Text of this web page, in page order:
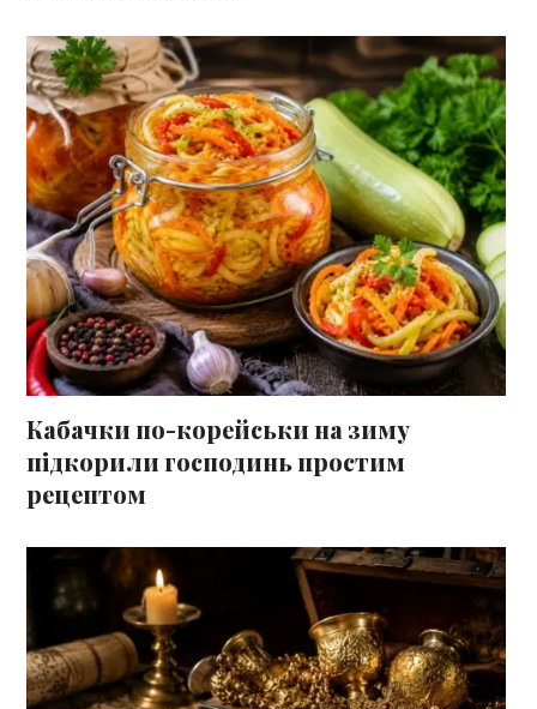
Кабачки по-корейськи на зиму
підкорили господинь простим
рецептом